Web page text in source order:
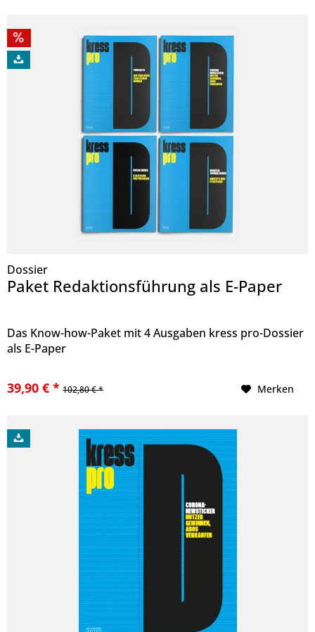
Dossier
Paket Redaktionsführung als E-Paper
Das Know-how-Paket mit 4 Ausgaben kress pro-Dossier
als E-Paper
39,90 € * 102,80 € * Merken